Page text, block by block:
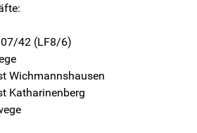
42 (LF8/6)
Wichmannshausen
Katharinenberg